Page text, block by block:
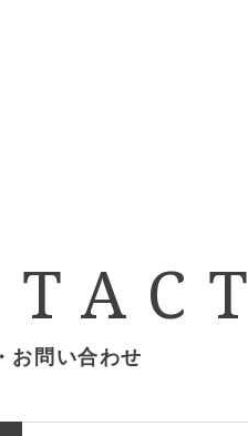
お問い合わせ